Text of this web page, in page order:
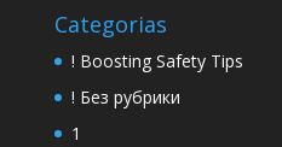
Categorias
! Boosting Safety Tips
! Без рубрики
1